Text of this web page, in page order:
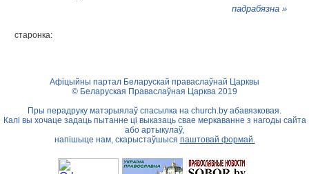
падрабязна »
старонка:
Афіцыйны партал Беларускай праваслаўнай Царквы
© Беларуская Праваслаўная Царква 2019
Пры перадруку матэрыялаў спасылка на church.by абавязковая.
Калі вы хочаце задаць пытанне ці выказаць свае меркаванне з нагоды сайта
або артыкулаў,
напішыце нам, скарыстаўшыся паштовай формай.